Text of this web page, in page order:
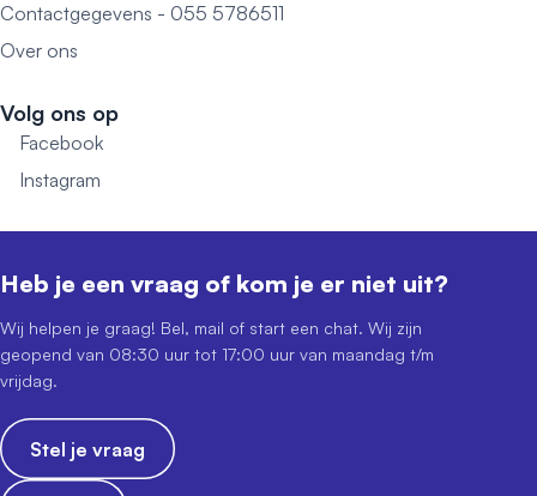
Contactgegevens - 055 5786511
Over ons
Volg ons op
Facebook
Instagram
Heb je een vraag of kom je er niet uit?
Wij helpen je graag! Bel, mail of start een chat. Wij zijn
geopend van 08:30 uur tot 17:00 uur van maandag t/m
vrijdag.
Stel je vraag